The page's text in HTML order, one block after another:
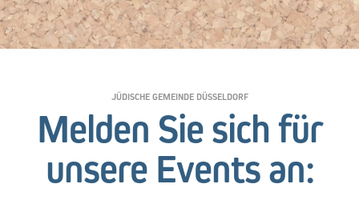
JÜDISCHE GEMEINDE DÜSSELDORF
Melden Sie sich für
unsere Events an: